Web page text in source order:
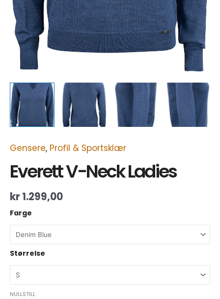
Gensere, Profil & Sportsklær
Everett V-Neck Ladies
kr 1.299,00
Farge
Størrelse
NULLSTILL